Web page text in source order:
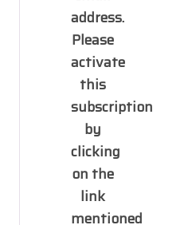
address.
Please
activate
this
subscription
by
clicking
on the
link
mentioned